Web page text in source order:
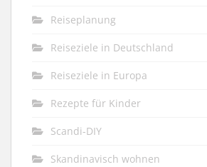
Reiseplanung
Reiseziele in Deutschland
Reiseziele in Europa
Rezepte für Kinder
Scandi-DIY
Skandinavisch wohnen